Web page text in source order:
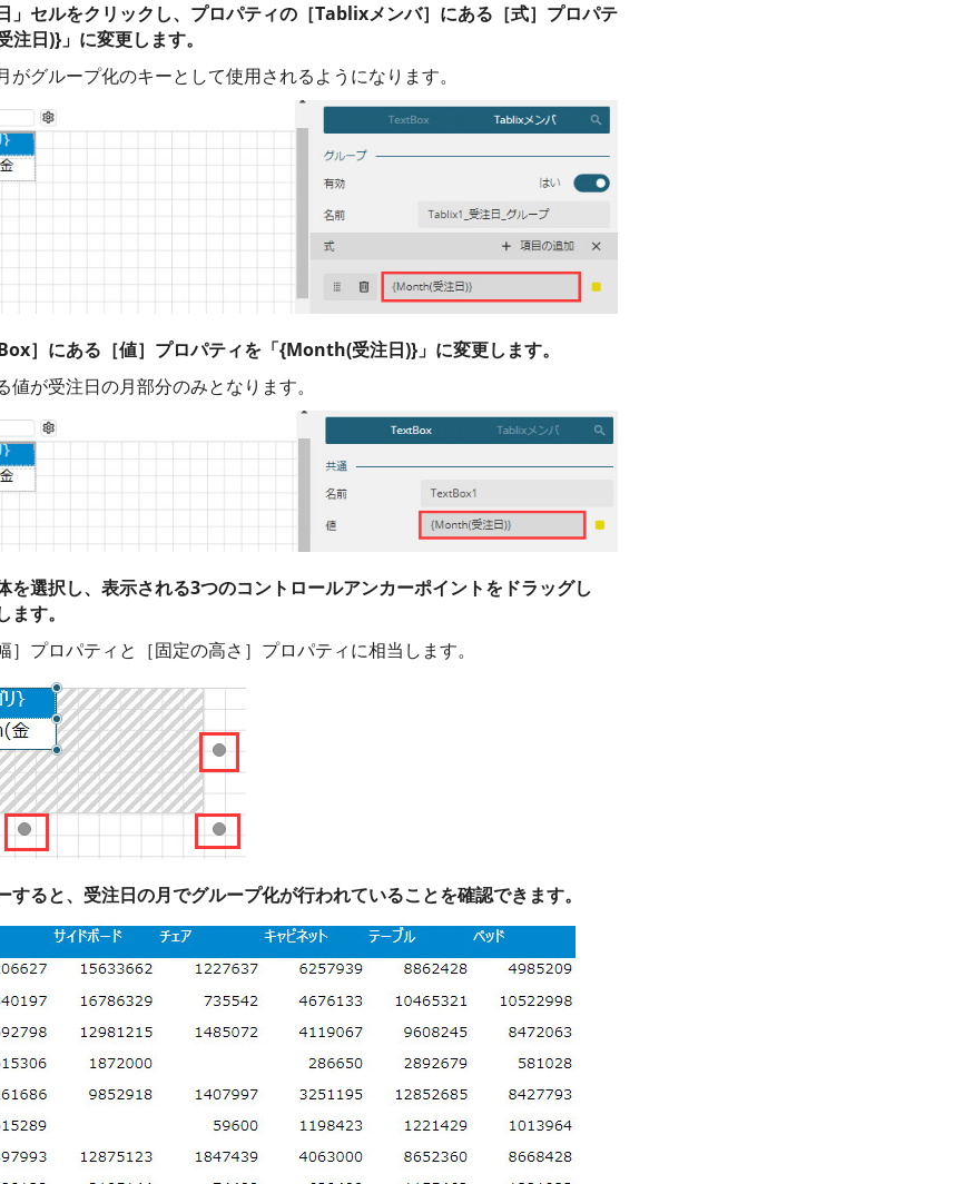
」セルをクリックし、プロパティの［Tablixメンバ］にある［式］プロパテ
日)}」に変更します。
がグループ化のキーとして使用されるようになります。
］にある［値］プロパティを「{Month(受注日)}」に変更します。
値が受注日の月部分のみとなります。
選択し、表示される3つのコントロールアンカーポイントをドラッグし
す。
］プロパティと［固定の高さ］プロパティに相当します。
すると、受注日の月でグループ化が行われていることを確認できます。